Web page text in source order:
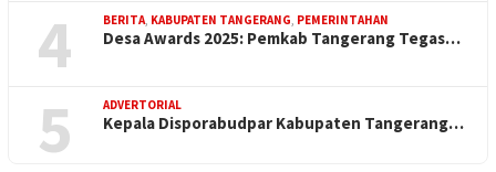
4 BERITA, KABUPATEN TANGERANG, PEMERINTAHAN
Desa Awards 2025: Pemkab Tangerang Tegas…
5 ADVERTORIAL
Kepala Disporabudpar Kabupaten Tangerang…